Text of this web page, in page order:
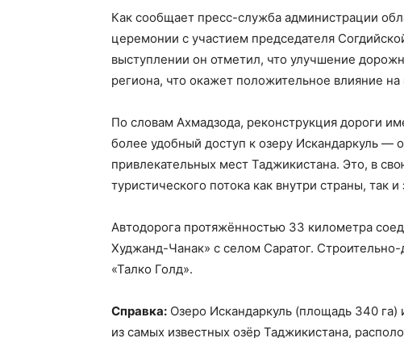
Как сообщает пресс-служба администрации
церемонии с участием председателя
выступлении он отметил, что улучшение
региона, что окажет положительное влияние
По словам Ахмадзода, реконструкция дороги
более удобный доступ к озеру Искандаркуль —
привлекательных мест Таджикистана. Это, в
туристического потока как внутри страны, так и
Автодорога протяжённостью 33 километра
Худжанд-Чанак» с селом Саратог.
«Талко Голд».
Справка: Озеро Искандаркуль (площадь 340
из самых известных озёр Таджикистана,